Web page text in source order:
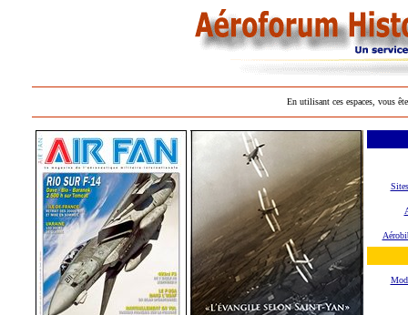
En utilisant ces espaces, vous